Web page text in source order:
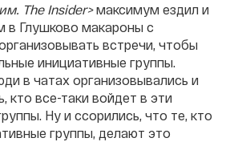
The Insider>максимум ездил и
в Глушково макароны с
встречи, чтобы
инициативные группы.
в чатах организовывались и
кто все-таки войдет в эти
Ну и ссорились, что те, кто
группы, делают это